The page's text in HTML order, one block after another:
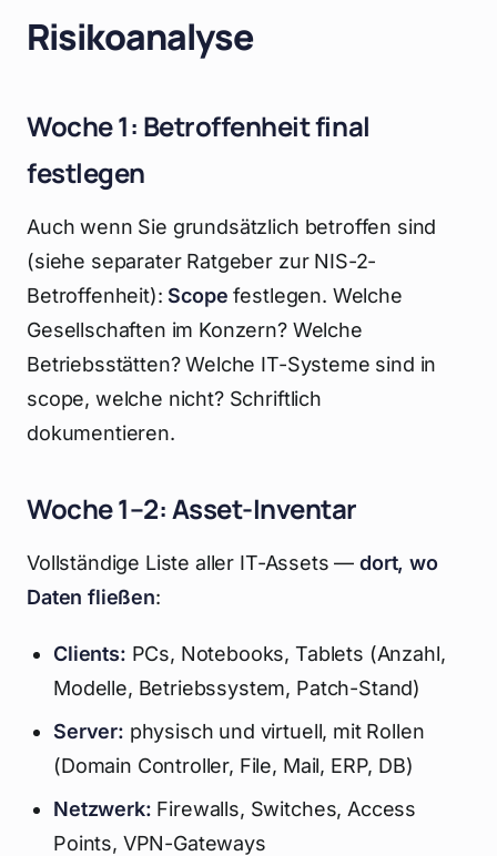
Risikoanalyse
Woche 1: Betroffenheit final
festlegen
Auch wenn Sie grundsätzlich betroffen sind
(siehe separater Ratgeber zur NIS-2-
Betroffenheit): Scope festlegen. Welche
Gesellschaften im Konzern? Welche
Betriebsstätten? Welche IT-Systeme sind in
scope, welche nicht? Schriftlich
dokumentieren.
Woche 1–2: Asset-Inventar
Vollständige Liste aller IT-Assets —dort, wo
Daten fließen:
Clients: PCs, Notebooks, Tablets (Anzahl,
Modelle, Betriebssystem, Patch-Stand)
Server: physisch und virtuell, mit Rollen
(Domain Controller, File, Mail, ERP, DB)
Netzwerk: Firewalls, Switches, Access
Points, VPN-Gateways